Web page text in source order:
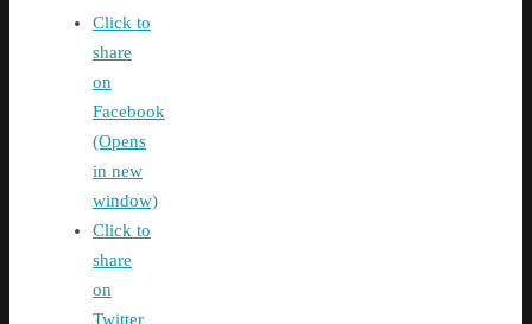
Click to
share
on
Facebook
(Opens
in new
window)
Click to
share
on
Twitter